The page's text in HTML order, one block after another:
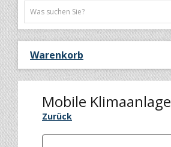
Warenkorb
Mobile Klimaanlage
Zurück